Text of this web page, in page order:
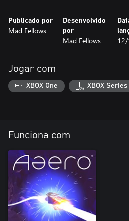
Publicado por
Mad Fellows
Desenvolvido
por
Mad Fellows
Jogar com
XBOX One XBOX Series
Funciona com